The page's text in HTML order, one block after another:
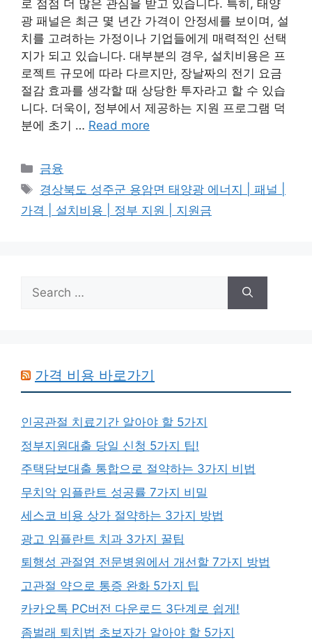
로 점점 더 많은 관심을 받고 있습니다. 특히, 태양
광 패널은 최근 몇 년간 가격이 안정세를 보이며, 설
치를 고려하는 가정이나 기업들에게 매력적인 선택
지가 되고 있습니다. 대부분의 경우, 설치비용은 프
로젝트 규모에 따라 다르지만, 장날짜의 전기 요금
절감 효과를 생각할 때 상당한 투자라고 할 수 있습
니다. 더욱이, 정부에서 제공하는 지원 프로그램 덕
분에 초기 … Read more
Categories
금융
Tags
경상북도 성주군 용암면 태양광 에너지 | 패널 |
가격 | 설치비용 | 정부 지원 | 지원금
Search
for:
가격 비용 바로가기
인공관절 치료기간 알아야 할 5가지
정부지원대출 당일 신청 5가지 팁!
주택담보대출 통합으로 절약하는 3가지 비법
무치악 임플란트 성공률 7가지 비밀
세스코 비용 상가 절약하는 3가지 방법
광고 임플란트 치과 3가지 꿀팁
퇴행성 관절염 전문병원에서 개선할 7가지 방법
고관절 약으로 통증 완화 5가지 팁
카카오톡 PC버전 다운로드 3단계로 쉽게!
좀벌래 퇴치법 초보자가 알아야 할 5가지